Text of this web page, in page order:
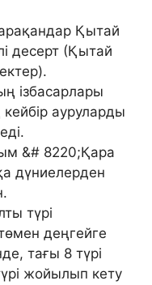
Қытай
десерт (Қытай
ізбасарлары
ауруларды
&# 8220;Қара
дүниелерден
түрі
деңгейге
тағы 8 түрі
жойылып кету